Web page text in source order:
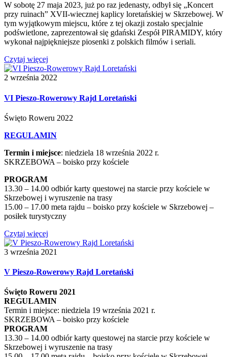
W sobotę 27 maja 2023, już po raz jedenasty, odbył się „Koncert
przy ruinach” XVII-wiecznej kaplicy loretańskiej w Skrzebowej. W
tym wyjątkowym miejscu, które z tej okazji zostało specjalnie
podświetlone, zaprezentował się gdański Zespół PIRAMIDY, który
wykonał najpiękniejsze piosenki z polskich filmów i seriali.
Czytaj więcej
2 września 2022
VI Pieszo-Rowerowy Rajd Loretański
Święto Roweru 2022
REGULAMIN
Termin i miejsce: niedziela 18 września 2022 r.
SKRZEBOWA – boisko przy kościele
PROGRAM
13.30 – 14.00 odbiór karty questowej na starcie przy kościele w
Skrzebowej i wyruszenie na trasy
15.00 – 17.00 meta rajdu – boisko przy kościele w Skrzebowej –
posiłek turystyczny
Czytaj więcej
3 września 2021
V Pieszo-Rowerowy Rajd Loretański
Święto Roweru 2021
REGULAMIN
Termin i miejsce: niedziela 19 września 2021 r.
SKRZEBOWA – boisko przy kościele
PROGRAM
13.30 – 14.00 odbiór karty questowej na starcie przy kościele w
Skrzebowej i wyruszenie na trasy